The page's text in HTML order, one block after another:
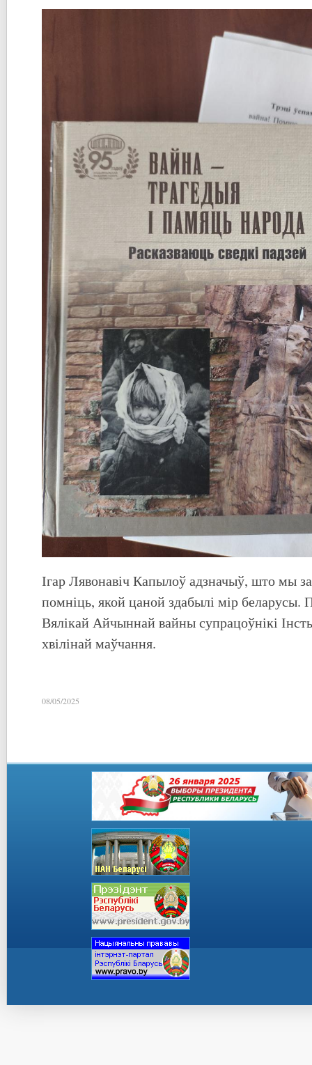
Ігар Лявонавіч Капылоў адзначыў, што мы
помніць, якой цаной здабылі мір беларусы.
Вялікай Айчыннай вайны супрацоўнікі
хвілінай маўчання.
08/05/2025